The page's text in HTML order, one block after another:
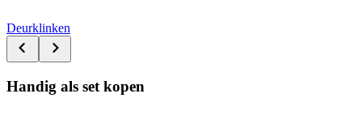
Deurklinken
Handig als set kopen